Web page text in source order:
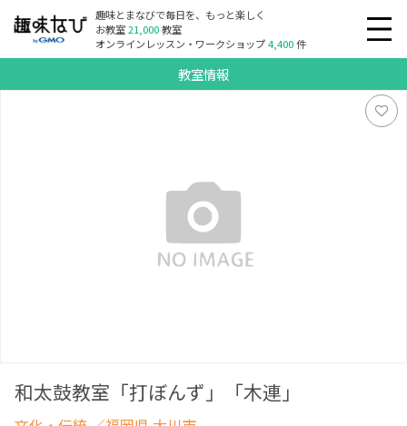
趣味とまなびで毎日を、もっと楽しく
お教室21,000教室
オンラインレッスン・ワークショップ4,400件
教室情報
和太鼓教室「打ぼんず」「木連」